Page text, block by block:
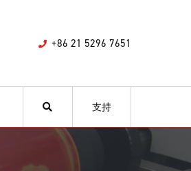
+86 21 5296 7651
支持